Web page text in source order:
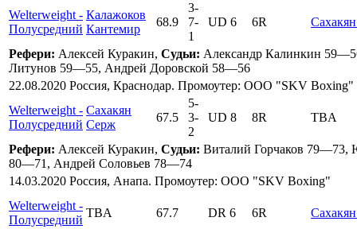
Welterweight -
Полусредний
Калажоков
Кантемир
68.9
3-
7-
1
UD 6 6R
Рефери: Алексей Куракин, Судьи: Александр Калинкин
Литунов 59—55, Андрей Доровской 58—56
22.08.2020 Россия, Краснодар. Промоутер: ООО "SKV Boxing"
Welterweight -
Полусредний
Сахакян
Серж
67.5
5-
3-
2
UD 8 8R TBA
Рефери: Алексей Куракин, Судьи: Виталий Горчаков
80—71, Андрей Соловьев 78—74
14.03.2020 Россия, Анапа. Промоутер: ООО "SKV Boxing"
Welterweight -
Полусредний
TBA 67.7 DR 6 6R